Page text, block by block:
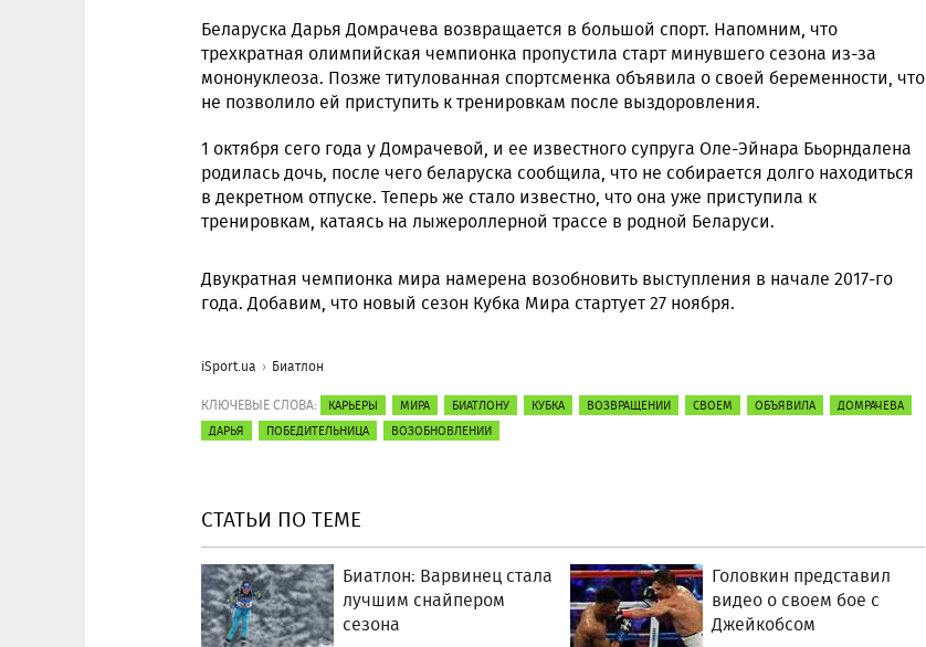
Беларуска Дарья Домрачева возвращается в большой спорт. Напомним, что
трехкратная олимпийская чемпионка пропустила старт минувшего сезона из-за
мононуклеоза. Позже титулованная спортсменка объявила о своей беременности, что
не позволило ей приступить к тренировкам после выздоровления.
1 октября сего года у Домрачевой, и ее известного супруга Оле-Эйнара Бьорндалена
родилась дочь, после чего беларуска сообщила, что не собирается долго находиться
в декретном отпуске. Теперь же стало известно, что она уже приступила к
тренировкам, катаясь на лыжероллерной трассе в родной Беларуси.
Двукратная чемпионка мира намерена возобновить выступления в начале 2017-го
года. Добавим, что новый сезон Кубка Мира стартует 27 ноября.
iSport.ua Биатлон
КЛЮЧЕВЫЕ СЛОВА: КАРЬЕРЫ МИРА БИАТЛОНУ КУБКА ВОЗВРАЩЕНИИ СВОЕМ ОБЪЯВИЛА
ДОМРАЧЕВА
ДАРЬЯ
ПОБЕДИТЕЛЬНИЦА ВОЗОБНОВЛЕНИИ
СТАТЬИ ПО ТЕМЕ
Биатлон: Варвинец стала
лучшим снайпером
сезона
Головкин представил
видео о своем бое с
Джейкобсом